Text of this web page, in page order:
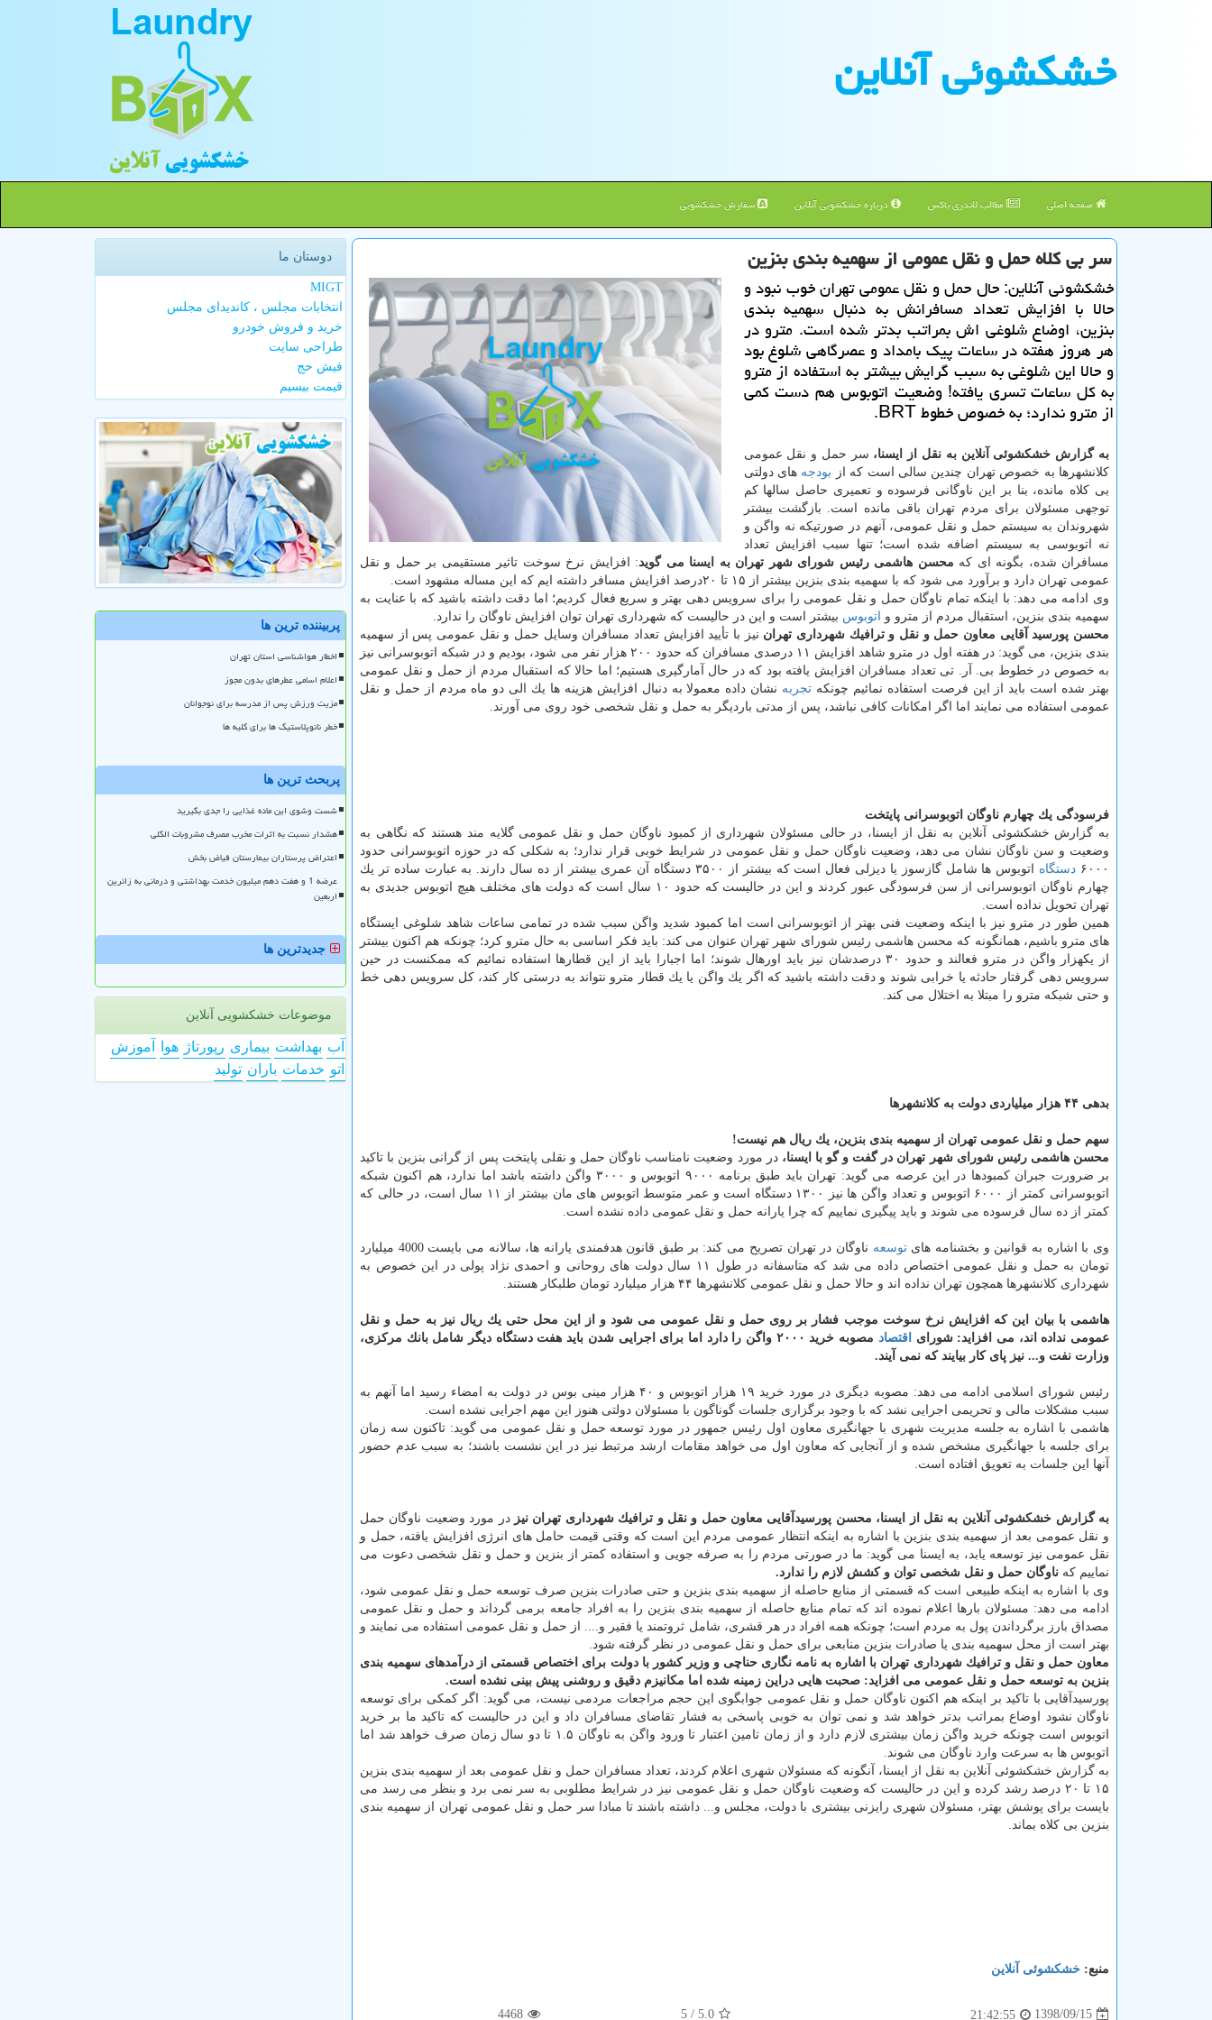
خشكشوئی آنلاین
صفحه اصلی مطالب لاندری باکس درباره خشکشویی آنلاین سفارش خشکشویی
سر بی كلاه حمل و نقل عمومی از سهمیه بندی بنزین
خشكشوئی آنلاین: حال حمل و نقل عمومی تهران خوب نبود و
حالا با افزایش تعداد مسافرانش به دنبال سهمیه بندی
بنزین، اوضاع شلوغی اش بمراتب بدتر شده است. مترو در
هر هروز هفته در ساعات پیك بامداد و عصرگاهی شلوغ بود
و حالا این شلوغی به سبب گرایش بیشتر به استفاده از مترو
به كل ساعات تسری یافته! وضعیت اتوبوس هم دست كمی
از مترو ندارد؛ به خصوص خطوط BRT.
به گزارش خشكشوئی آنلاین به نقل از ایسنا، سر حمل و نقل عمومی
كلانشهرها به خصوص تهران چندین سالی است كه از بودجه های دولتی
بی كلاه مانده، بنا بر این ناوگانی فرسوده و تعمیری حاصل سالها كم
توجهی مسئولان برای مردم تهران باقی مانده است. بازگشت بیشتر
شهروندان به سیستم حمل و نقل عمومی، آنهم در صورتیكه نه واگن و
نه اتوبوسی به سیستم اضافه شده است؛ تنها سبب افزایش تعداد
مسافران شده، بگونه ای كه محسن هاشمی رئیس شورای شهر تهران به ایسنا می گوید: افزایش نرخ سوخت تاثیر مستقیمی بر حمل و نقل
عمومی تهران دارد و برآورد می شود كه با سهمیه بندی بنزین بیشتر از ۱۵ تا ۲۰درصد افزایش مسافر داشته ایم كه این مساله مشهود است.
وی ادامه می دهد: با اینكه تمام ناوگان حمل و نقل عمومی را برای سرویس دهی بهتر و سریع فعال كردیم؛ اما دقت داشته باشید كه با عنایت به
سهمیه بندی بنزین، استقبال مردم از مترو و اتوبوس بیشتر است و این در حالیست كه شهرداری تهران توان افزایش ناوگان را ندارد.
محسن پورسید آقایی معاون حمل و نقل و ترافیك شهرداری تهران نیز با تأیید افزایش تعداد مسافران وسایل حمل و نقل عمومی پس از سهمیه
بندی بنزین، می گوید: در هفته اول در مترو شاهد افزایش ۱۱ درصدی مسافران كه حدود ۲۰۰ هزار نفر می شود، بودیم و در شبكه اتوبوسرانی نیز
به خصوص در خطوط بی. آر. تی تعداد مسافران افزایش یافته بود كه در حال آمارگیری هستیم؛ اما حالا كه استقبال مردم از حمل و نقل عمومی
بهتر شده است باید از این فرصت استفاده نمائیم چونكه تجربه نشان داده معمولا به دنبال افزایش هزینه ها یك الی دو ماه مردم از حمل و نقل
عمومی استفاده می نمایند اما اگر امكانات كافی نباشد، پس از مدتی باردیگر به حمل و نقل شخصی خود روی می آورند.
فرسودگی یك چهارم ناوگان اتوبوسرانی پایتخت
به گزارش خشكشوئی آنلاین به نقل از ایسنا، در حالی مسئولان شهرداری از كمبود ناوگان حمل و نقل عمومی گلایه مند هستند كه نگاهی به
وضعیت و سن ناوگان نشان می دهد، وضعیت ناوگان حمل و نقل عمومی در شرایط خوبی قرار ندارد؛ به شكلی كه در حوزه اتوبوسرانی حدود
۶۰۰۰ دستگاه
اتوبوس ها شامل گازسوز یا دیزلی فعال است كه بیشتر از ۳۵۰۰ دستگاه آن عمری بیشتر از ده سال دارند. به عبارت ساده تر یك
چهارم ناوگان اتوبوسرانی از سن فرسودگی عبور كردند و این در حالیست كه حدود ۱۰ سال است كه دولت های مختلف هیچ اتوبوس جدیدی به
تهران تحویل نداده است.
همین طور در مترو نیز با اینكه وضعیت فنی بهتر از اتوبوسرانی است اما كمبود شدید واگن سبب شده در تمامی ساعات شاهد شلوغی ایستگاه
های مترو باشیم، همانگونه كه محسن هاشمی رئیس شورای شهر تهران عنوان می كند: باید فكر اساسی به حال مترو كرد؛ چونكه هم اكنون بیشتر
از یكهزار واگن در مترو فعالند و حدود ۳۰ درصدشان نیز باید اورهال شوند؛ اما اجبارا باید از این قطارها استفاده نمائیم كه ممكنست در حین
سرویس دهی گرفتار حادثه یا خرابی شوند و دقت داشته باشید كه اگر یك واگن یا یك قطار مترو نتواند به درستی كار كند، كل سرویس دهی خط
و حتی شبكه مترو را مبتلا به اختلال می كند.
بدهی ۴۴ هزار میلیاردی دولت به كلانشهرها
سهم حمل و نقل عمومی تهران از سهمیه بندی بنزین، یك ریال هم نیست!
محسن هاشمی رئیس شورای شهر تهران در گفت و گو با ایسنا،در مورد وضعیت نامناسب ناوگان حمل و نقلی پایتخت پس از گرانی بنزین با تاكید
بر ضرورت جبران كمبودها در این عرصه می گوید: تهران باید طبق برنامه ۹۰۰۰ اتوبوس و ۳۰۰۰ واگن داشته باشد اما ندارد، هم اكنون شبكه
اتوبوسرانی كمتر از ۶۰۰۰ اتوبوس و تعداد واگن ها نیز ۱۳۰۰ دستگاه است و عمر متوسط اتوبوس های مان بیشتر از ۱۱ سال است، در حالی كه
كمتر از ده سال فرسوده می شوند و باید پیگیری نماییم كه چرا یارانه حمل و نقل عمومی داده نشده است.
وی با اشاره به قوانین و بخشنامه هایتوسعه
ناوگان در تهران تصریح می كند: بر طبق قانون هدفمندی یارانه ها، سالانه می بایست 4000 میلیارد
تومان به حمل و نقل عمومی اختصاص داده می شد كه متاسفانه در طول ۱۱ سال دولت های روحانی و احمدی نژاد پولی در این خصوص به
شهرداری كلانشهرها همچون تهران نداده اند و حالا حمل و نقل عمومی كلانشهرها ۴۴ هزار میلیارد تومان طلبكار هستند.
هاشمی با بیان این كه افزایش نرخ سوخت موجب فشار بر روی حمل و نقل عمومی می شود و از این محل حتی یك ریال نیز به حمل و نقل
عمومی نداده اند، می افزاید: شورای
اقتصاد
مصوبه خرید ۲۰۰۰ واگن را دارد اما برای اجرایی شدن باید هفت دستگاه دیگر شامل بانك مركزی،
وزارت نفت و... نیز پای كار بیایند كه نمی آیند.
رئیس شورای اسلامی ادامه می دهد: مصوبه دیگری در مورد خرید ۱۹ هزار اتوبوس و ۴۰ هزار مینی بوس در دولت به امضاء رسید اما آنهم به
سبب مشكلات مالی و تحریمی اجرایی نشد كه با وجود برگزاری جلسات گوناگون با مسئولان دولتی هنوز این مهم اجرایی نشده است.
هاشمی با اشاره به جلسه مدیریت شهری با جهانگیری معاون اول رئیس جمهور در مورد توسعه حمل و نقل عمومی می گوید: تاكنون سه زمان
برای جلسه با جهانگیری مشخص شده و از آنجایی كه معاون اول می خواهد مقامات ارشد مرتبط نیز در این نشست باشند؛ به سبب عدم حضور
آنها این جلسات به تعویق افتاده است.
به گزارش خشكشوئی آنلاین به نقل از ایسنا، محسن پورسیدآقایی معاون حمل و نقل و ترافیك شهرداری تهران نیزدر مورد وضعیت ناوگان حمل
و نقل عمومی بعد از سهمیه بندی بنزین با اشاره به اینكه انتظار عمومی مردم این است كه وقتی قیمت حامل های انرژی افزایش یافته، حمل و
نقل عمومی نیز توسعه یابد، به ایسنا می گوید: ما در صورتی مردم را به صرفه جویی و استفاده كمتر از بنزین و حمل و نقل شخصی دعوت می
نماییم كه ناوگان حمل و نقل شخصی توان و كشش لازم را ندارد.
وی با اشاره به اینكه طبیعی است كه قسمتی از منابع حاصله از سهمیه بندی بنزین و حتی صادرات بنزین صرف توسعه حمل و نقل عمومی شود،
ادامه می دهد: مسئولان بارها اعلام نموده اند كه تمام منابع حاصله از سهمیه بندی بنزین را به افراد جامعه برمی گرداند و حمل و نقل عمومی
مصداق بارز برگرداندن پول به مردم است؛ چونكه همه افراد در هر قشری، شامل ثروتمند یا فقیر و.... از حمل و نقل عمومی استفاده می نمایند و
بهتر است از محل سهمیه بندی یا صادرات بنزین منابعی برای حمل و نقل عمومی در نظر گرفته شود.
معاون حمل و نقل و ترافیك شهرداری تهران با اشاره به نامه نگاری حناچی و وزیر كشور با دولت برای اختصاص قسمتی از درآمدهای سهمیه بندی
بنزین به توسعه حمل و نقل عمومی می افزاید: صحبت هایی دراین زمینه شده اما مكانیزم دقیق و روشنی پیش بینی نشده است.
پورسیدآقایی با تاكید بر اینكه هم اكنون ناوگان حمل و نقل عمومی جوابگوی این حجم مراجعات مردمی نیست، می گوید: اگر كمكی برای توسعه
ناوگان نشود اوضاع بمراتب بدتر خواهد شد و نمی توان به خوبی پاسخی به فشار تقاضای مسافران داد و این در حالیست كه تاكید ما بر خرید
اتوبوس است چونكه خرید واگن زمان بیشتری لازم دارد و از زمان تامین اعتبار تا ورود واگن به ناوگان ۱.۵ تا دو سال زمان صرف خواهد شد اما
اتوبوس ها به سرعت وارد ناوگان می شوند.
به گزارش خشكشوئی آنلاین به نقل از ایسنا، آنگونه كه مسئولان شهری اعلام كردند، تعداد مسافران حمل و نقل عمومی بعد از سهمیه بندی بنزین
۱۵ تا ۲۰ درصد رشد كرده و این در حالیست كه وضعیت ناوگان حمل و نقل عمومی نیز در شرایط مطلوبی به سر نمی برد و بنظر می رسد می
بایست برای پوشش بهتر، مسئولان شهری رایزنی بیشتری با دولت، مجلس و... داشته باشند تا مبادا سر حمل و نقل عمومی تهران از سهمیه بندی
بنزین بی كلاه بماند.
منبع: خشكشوئی آنلاین
1398/09/15
21:42:55
5.0
/ 5
4468
دوستان ما
MIGT
انتخابات مجلس ، کاندیدای مجلس
خرید و فروش خودرو
طراحی سایت
فیش حج
قیمت بیسیم
پربیننده ترین ها
اخطار هواشناسی استان تهران
اعلام اسامی عطرهای بدون مجوز
مزیت ورزش پس از مدرسه برای نوجوانان
خطر نانوپلاستیک ها برای کلیه ها
پربحث ترین ها
شست وشوی این ماده غذایی را جدی بگیرید
هشدار نسبت به اثرات مخرب مصرف مشروبات الکلی
اعتراض پرستاران بیمارستان فیاض بخش
عرضه 1 و هفت دهم میلیون خدمت بهداشتی و درمانی به زائرین
اربعین
جدیدترین ها
موضوعات خشکشویی آنلاین
آب بهداشت بیماری رپورتاژ هوا
آموزش
اتو خدمات باران تولید